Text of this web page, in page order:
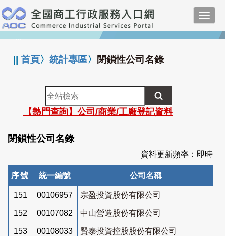
跳
到
主
要
:::
||首頁〉統計專區〉 閉鎖性公司名錄
全
站
檢
索
【熱門查詢】公司/商業/工廠登記資料
閉鎖性公司名錄
資料更新頻率：即時
序號 統一編號 公司名稱
151 00106957 宗盈投資股份有限公司
152 00107082 中山營造股份有限公司
153 00108033 賢泰投資控股股份有限公司